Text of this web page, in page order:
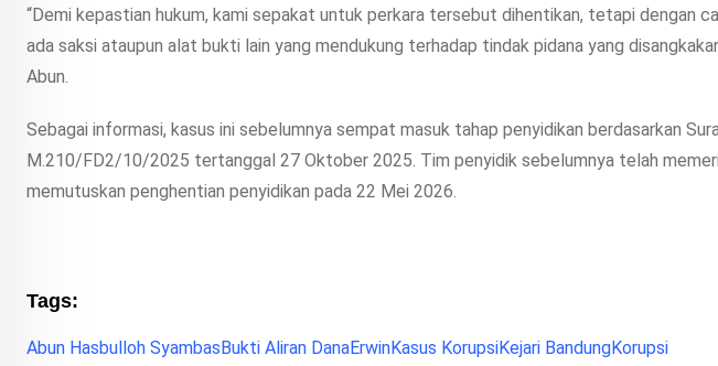
“Demi kepastian hukum, kami sepakat untuk perkara tersebut dihentikan, tetapi dengan
ada saksi ataupun alat bukti lain yang mendukung terhadap tindak pidana yang
Abun.
Sebagai informasi, kasus ini sebelumnya sempat masuk tahap penyidikan berdasarkan
M.210/FD2/10/2025 tertanggal 27 Oktober 2025. Tim penyidik sebelumnya telah
memutuskan penghentian penyidikan pada 22 Mei 2026.
Tags:
Abun Hasbulloh SyambasBukti Aliran DanaErwinKasus KorupsiKejari BandungKorupsi